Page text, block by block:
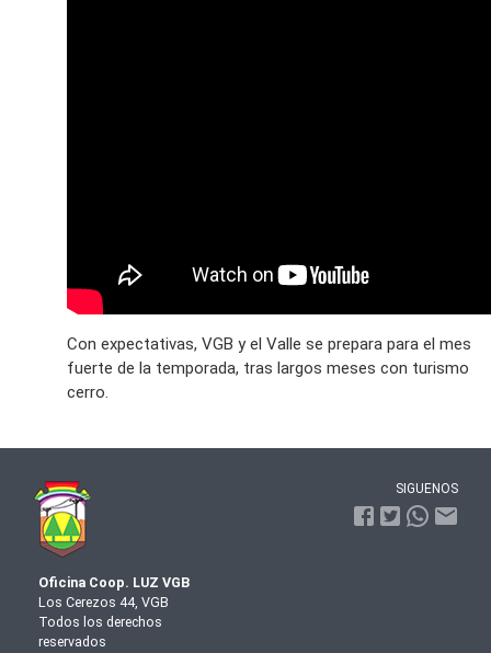
Con expectativas, VGB y el Valle se prepara para el mes
fuerte de la temporada, tras largos meses con turismo
cerro.
Oficina Coop. LUZ VGB
Los Cerezos 44, VGB
Todos los derechos
reservados
SIGUENOS